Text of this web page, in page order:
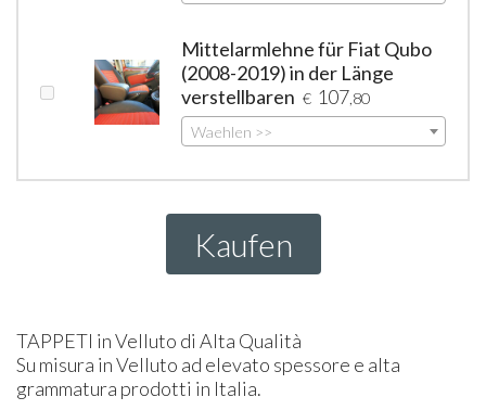
Mittelarmlehne für Fiat Qubo
(2008-2019) in der Länge
verstellbaren € 107 ,80
Waehlen >>
Kaufen
TAPPETI in Velluto di Alta Qualità
Su misura in Velluto ad elevato spessore e alta
grammatura prodotti in Italia.